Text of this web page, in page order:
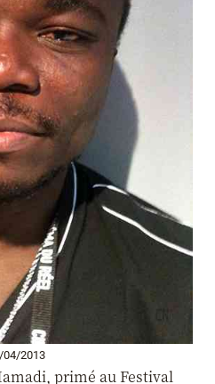
04/2013
primé au Festival